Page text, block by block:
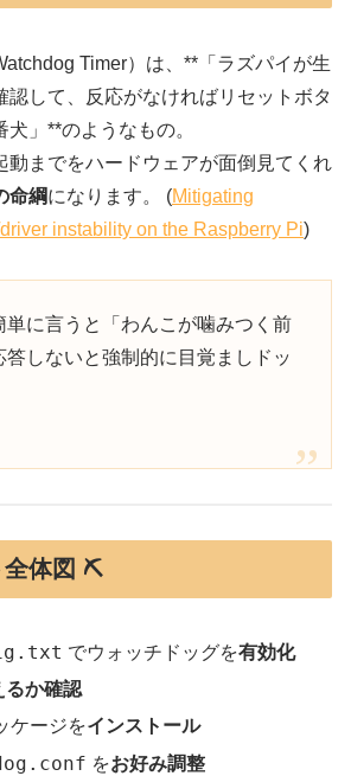
Timer）は、**「ラズパイが生
認して、反応がなければリセットボタ
」**のようなもの。
までをハードウェアが面倒見てくれ
命綱になります。 (Mitigating
instability on the Raspberry Pi)
単に言うと「わんこが噛みつく前
答しないと強制的に目覚ましドッ
全体図 ⛏️
でウォッチドッグを有効化
るか確認
ケージをインストール
をお好み調整